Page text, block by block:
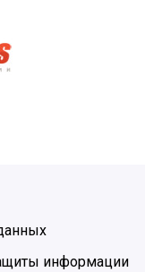
информации